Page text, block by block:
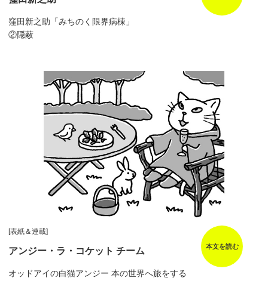
窪田新之助「みちのく限界病棟」
②隠蔽
[表紙＆連載]
アンジー・ラ・コケット チーム
オッドアイの白猫アンジー 本の世界へ旅をする
本文を読む